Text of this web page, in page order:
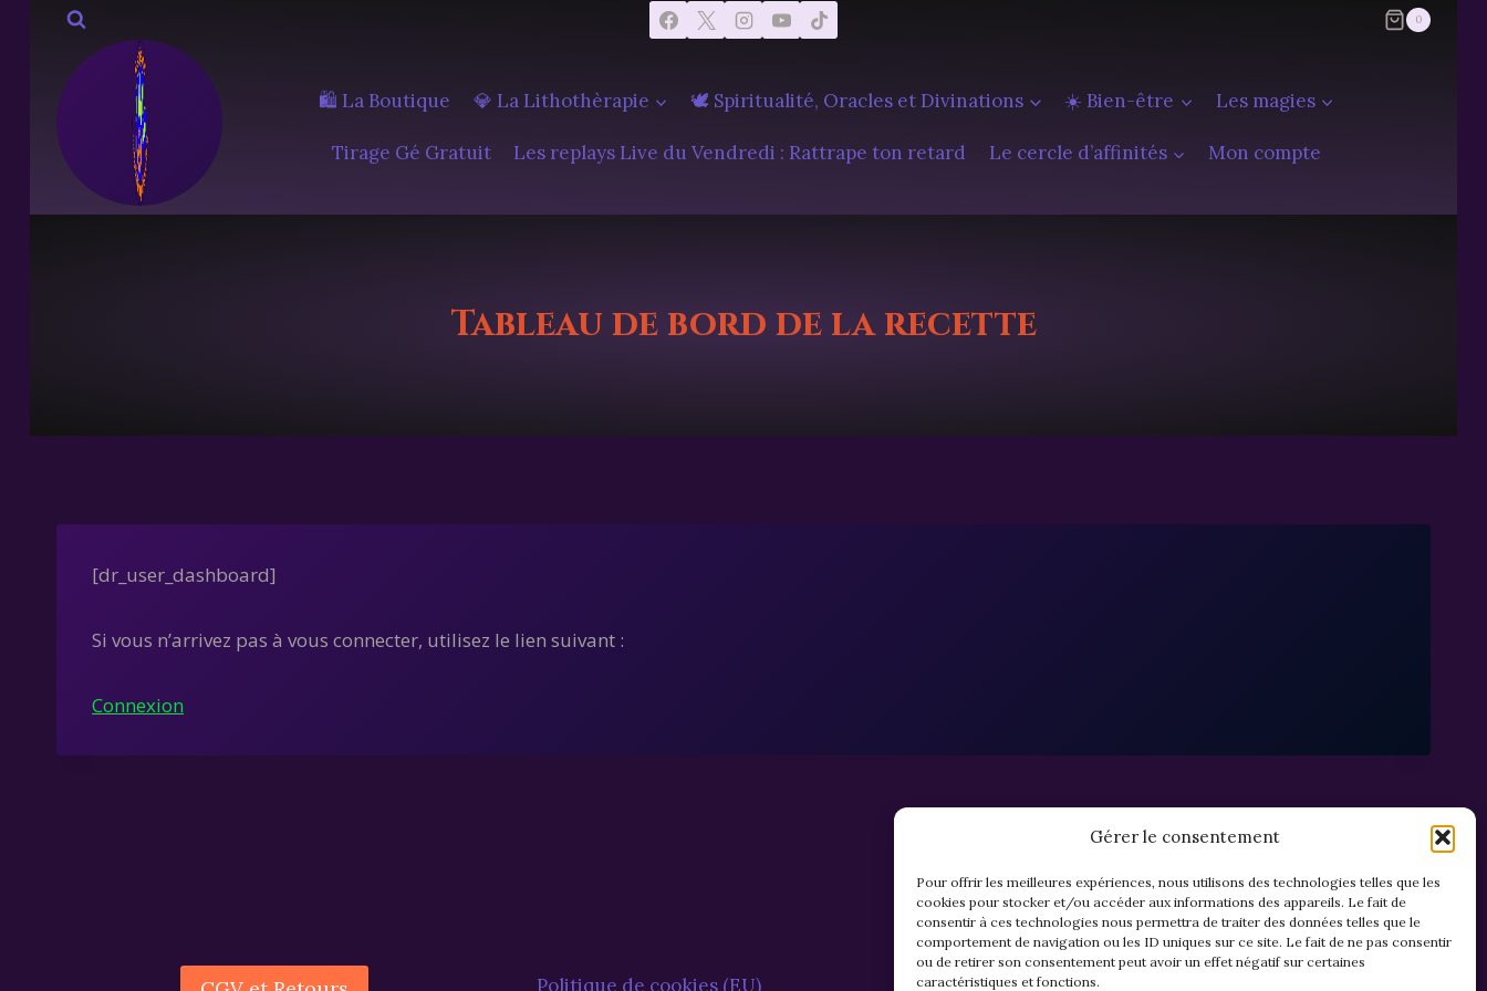
Gérer le consentement
Pour offrir les meilleures expériences, nous utilisons des technologies telles que les
cookies pour stocker et/ou accéder aux informations des appareils. Le fait de
consentir à ces technologies nous permettra de traiter des données telles que le
comportement de navigation ou les ID uniques sur ce site. Le fait de ne pas consentir
ou de retirer son consentement peut avoir un effet négatif sur certaines
caractéristiques et fonctions.
Aller
contenu
0
🛍️ La Boutique 💎 La Lithothèrapie 🕊️ Spiritualité, Oracles et Divinations ☀️ Bien-être Les magies
Tirage Gé Gratuit Les replays Live du Vendredi : Rattrape ton retard Le cercle d’affinités Mon compte
Tableau de bord de la recette
[dr_user_dashboard]
Si vous n’arrivez pas à vous connecter, utilisez le lien suivant :
Connexion
Politique de cookies (EU)